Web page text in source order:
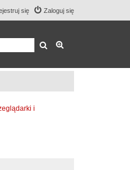
Zaloguj się
się
Szukaj
i